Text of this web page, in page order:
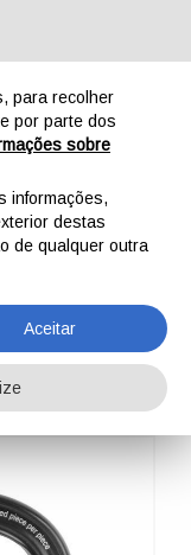
para recolher
por parte dos
sobre
informações,
destas
de qualquer outra
Aceitar